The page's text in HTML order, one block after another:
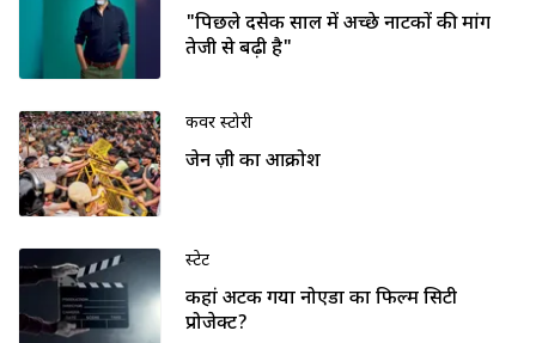
"पिछले दसेक साल में अच्छे नाटकों की मांग
तेजी से बढ़ी है"
कवर स्टोरी
जेन ज़ी का आक्रोश
स्टेट
कहां अटक गया नोएडा का फिल्म सिटी
प्रोजेक्ट?